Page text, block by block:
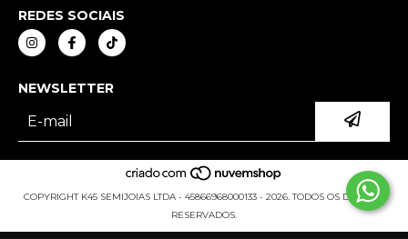
REDES SOCIAIS
NEWSLETTER
COPYRIGHT K45 SEMIJOIAS LTDA - 45866968000133 - 2026. TODOS OS DIREITOS
RESERVADOS.